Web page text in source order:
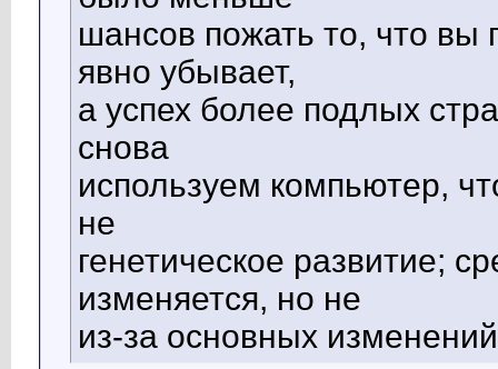
шансов пожать то, что вы
явно убывает,
а успех более подлых
снова
используем компьютер,
не
генетическое развитие;
изменяется, но не
из-за основных